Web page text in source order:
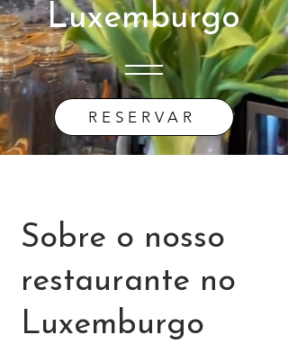
Luxemburgo
RESERVAR
Sobre o nosso
restaurante no
Luxemburgo